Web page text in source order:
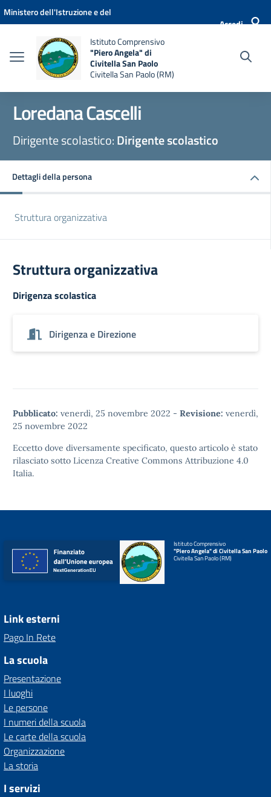
Vai ai contenuti
Vai al menu di navigazione
Vai al footer
Ministero dell'Istruzione e del
Accedi
Istituto Comprensivo
"Piero Angela" di
Civitella San Paolo
Civitella San Paolo (RM)
Loredana Cascelli
Dirigente scolastico:Dirigente scolastico
Dettagli della persona
Struttura organizzativa
Struttura organizzativa
Dirigenza scolastica
Dirigenza e Direzione
Pubblicato: venerdì, 25 novembre 2022 - Revisione: venerdì,
25 novembre 2022
Eccetto dove diversamente specificato, questo articolo è stato
rilasciato sotto Licenza Creative Commons Attribuzione 4.0
Italia.
Istituto Comprensivo
"Piero Angela" di Civitella San Paolo
Civitella San Paolo (RM)
Link esterni
Pago In Rete
La scuola
Presentazione
I luoghi
Le persone
I numeri della scuola
Le carte della scuola
Organizzazione
La storia
I servizi